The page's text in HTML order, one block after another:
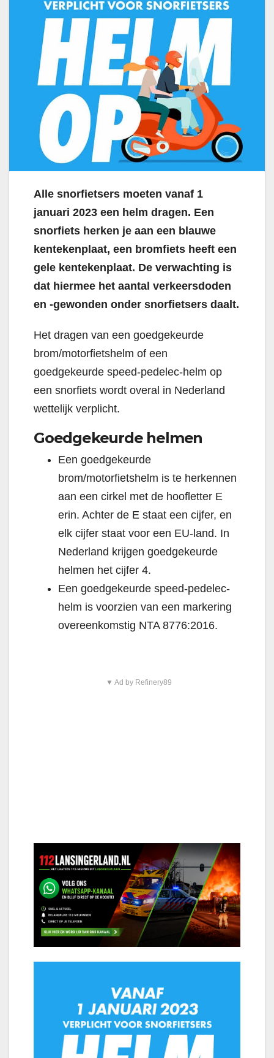
Alle snorfietsers moeten vanaf 1
januari 2023 een helm dragen. Een
snorfiets herken je aan een blauwe
kentekenplaat, een bromfiets heeft een
gele kentekenplaat. De verwachting is
dat hiermee het aantal verkeersdoden
en -gewonden onder snorfietsers daalt.
Het dragen van een goedgekeurde
brom/motorfietshelm of een
goedgekeurde speed-pedelec-helm op
een snorfiets wordt overal in Nederland
wettelijk verplicht.
Goedgekeurde helmen
Een goedgekeurde
brom/motorfietshelm is te herkennen
aan een cirkel met de hoofletter E
erin. Achter de E staat een cijfer, en
elk cijfer staat voor een EU-land. In
Nederland krijgen goedgekeurde
helmen het cijfer 4.
Een goedgekeurde speed-pedelec-
helm is voorzien van een markering
overeenkomstig NTA 8776:2016.
▼ Ad by Refinery89